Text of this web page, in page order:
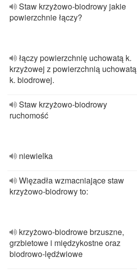
Staw krzyżowo‐biodrowy jakie
powierzchnie łączy?
łączy powierzchnię uchowatą k.
krzyżowej z powierzchnią uchowatą
k. biodrowej.
Staw krzyżowo-biodrowy
ruchomość
niewielka
Więzadła wzmacniające staw
krzyżowo-biodrowy to:
krzyżowo‐biodrowe brzuszne,
grzbietowe i międzykostne oraz
biodrowo‐lędźwiowe